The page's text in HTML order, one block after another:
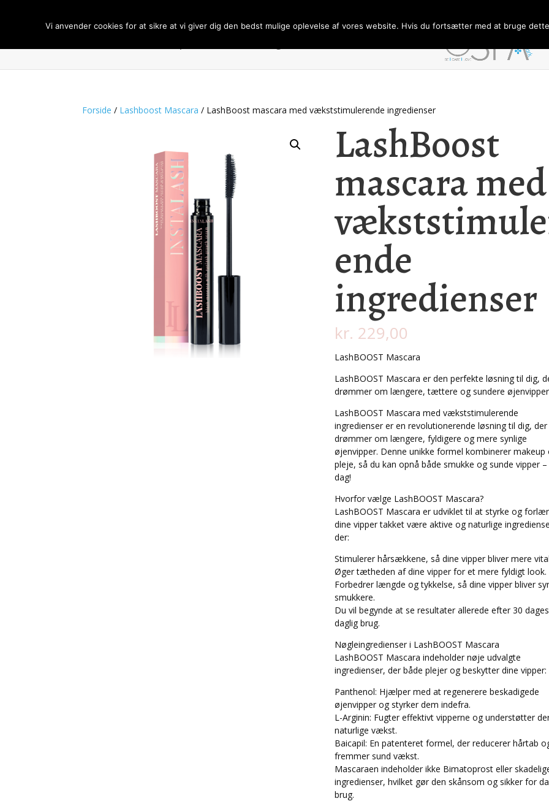
Forside / Lashboost Mascara / LashBoost mascara med vækststimulerende ingredienser
LashBoost
mascara med
ende
ingredienser
kr. 229,00
LashBOOST Mascara
LashBOOST Mascara er den perfekte løsning til dig,
drømmer om længere, tættere og sundere øjenvipper
LashBOOST Mascara med vækststimulerende
ingredienser er en revolutionerende løsning til dig, der
drømmer om længere, fyldigere og mere synlige
øjenvipper. Denne unikke formel kombinerer makeup
pleje, så du kan opnå både smukke og sunde vipper
dag!
Hvorfor vælge LashBOOST Mascara?
LashBOOST Mascara er udviklet til at styrke og
dine vipper takket være aktive og naturlige
der:
Stimulerer hårsækkene, så dine vipper bliver mere
Øger tætheden af dine vipper for et mere fyldigt look.
Forbedrer længde og tykkelse, så dine vipper bliver
smukkere.
Du vil begynde at se resultater allerede efter 30 dages
daglig brug.
Nøgleingredienser i LashBOOST Mascara
LashBOOST Mascara indeholder nøje udvalgte
ingredienser, der både plejer og beskytter dine vipper:
Panthenol: Hjælper med at regenerere beskadigede
øjenvipper og styrker dem indefra.
L-Arginin: Fugter effektivt vipperne og understøtter
naturlige vækst.
Baicapil: En patenteret formel, der reducerer hårtab
fremmer sund vækst.
Mascaraen indeholder ikke Bimatoprost eller
ingredienser, hvilket gør den skånsom og sikker for
brug.
Vi anvender cookies for at sikre at vi giver dig den bedst mulige oplevelse af vores website. Hvis du fortsætter med at bruge